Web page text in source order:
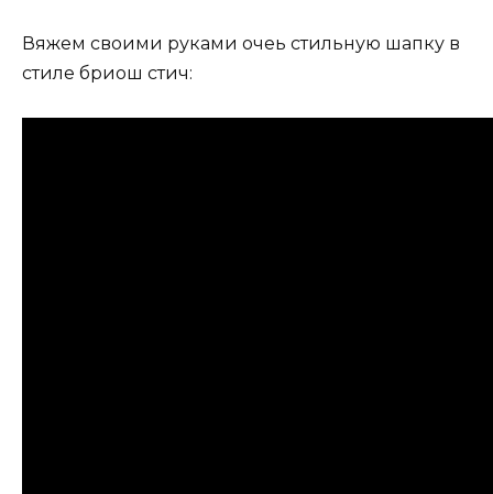
Вяжем своими руками очеь стильную шапку в
стиле бриош стич: